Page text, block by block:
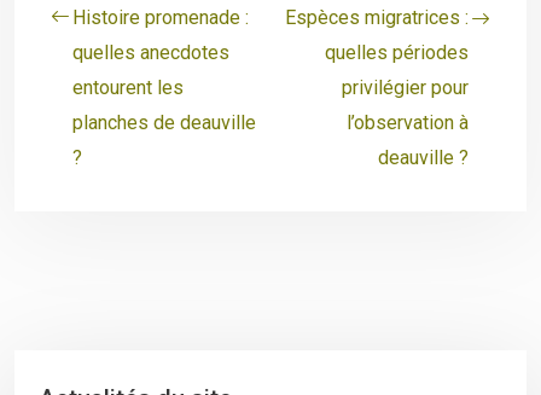
Histoire promenade :
quelles anecdotes
entourent les
planches de deauville
?
Espèces migratrices :
quelles périodes
privilégier pour
l’observation à
deauville ?